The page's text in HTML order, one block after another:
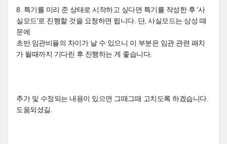
8. 특기를 미리 준 상태로 시작하고 싶다면 특기를 작성한 후 '사
실모드'로 진행할 것을 요청하면 됩니다. 단, 사실모드는 상성 때
문에
초반 임관비율의 차이가 날 수 있으니 이 부분은 임관 관련 패치
가 될때까지 기다린 후 진행하는 게 좋습니다.
추가 및 수정되는 내용이 있으면 그때그때 고치도록 하겠습니다.
도움되셨길.